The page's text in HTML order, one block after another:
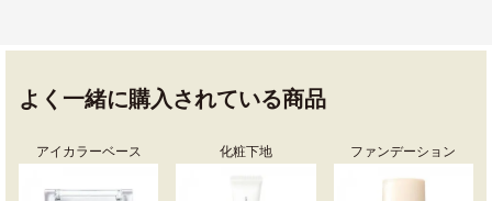
よく一緒に購入されている商品
アイカラーベース 化粧下地 ファンデーション